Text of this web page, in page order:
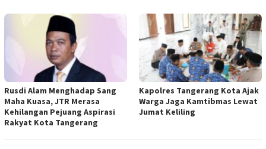
Rusdi Alam Menghadap Sang
Maha Kuasa, JTR Merasa
Kehilangan Pejuang Aspirasi
Rakyat Kota Tangerang
Kapolres Tangerang Kota Ajak
Warga Jaga Kamtibmas Lewat
Jumat Keliling